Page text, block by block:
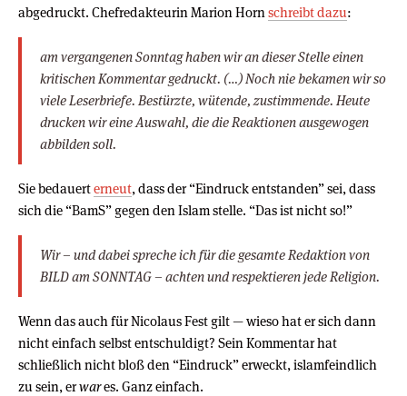
abgedruckt. Chefredakteurin Marion Horn schreibt dazu:
am vergangenen Sonntag haben wir an dieser Stelle einen
kritischen Kommentar gedruckt. (…) Noch nie bekamen wir so
viele Leserbriefe. Bestürzte, wütende, zustimmende. Heute
drucken wir eine Auswahl, die die Reaktionen ausgewogen
abbilden soll.
Sie bedauerterneut, dass der “Eindruck entstanden” sei, dass
sich die “BamS” gegen den Islam stelle. “Das ist nicht so!”
Wir – und dabei spreche ich für die gesamte Redaktion von
BILD am SONNTAG – achten und respektieren jede Religion.
Wenn das auch für Nicolaus Fest gilt — wieso hat er sich dann
nicht einfach selbst entschuldigt? Sein Kommentar hat
schließlich nicht bloß den “Eindruck” erweckt, islamfeindlich
zu sein, erwares. Ganz einfach.